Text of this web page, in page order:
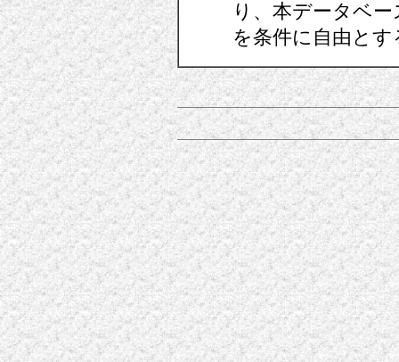
り、本データベ
を条件に自由とす